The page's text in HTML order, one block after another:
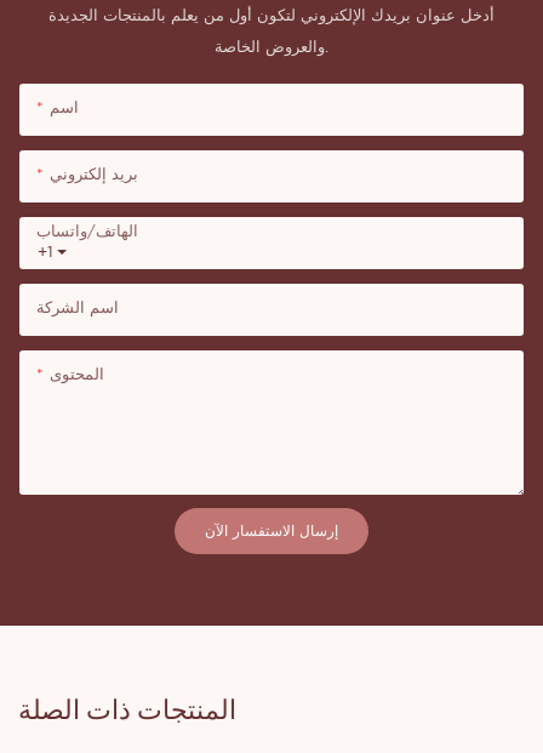
أدخل عنوان بريدك الإلكتروني لتكون أول من يعلم بالمنتجات الجديدة
اسم
بريد إلكتروني
+1
الهاتف/واتساب
اسم الشركة
المحتوى
إرسال الاستفسار الآن
المنتجات ذات الصلة